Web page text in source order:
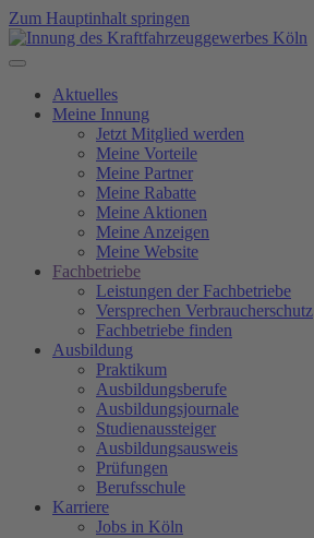
Zum Hauptinhalt springen
Aktuelles
Meine Innung
Jetzt Mitglied werden
Meine Vorteile
Meine Partner
Meine Rabatte
Meine Aktionen
Meine Anzeigen
Meine Website
Fachbetriebe
Leistungen der Fachbetriebe
Versprechen Verbraucherschutz
Fachbetriebe finden
Ausbildung
Praktikum
Ausbildungsberufe
Ausbildungsjournale
Studienaussteiger
Ausbildungsausweis
Prüfungen
Berufsschule
Karriere
Jobs in Köln